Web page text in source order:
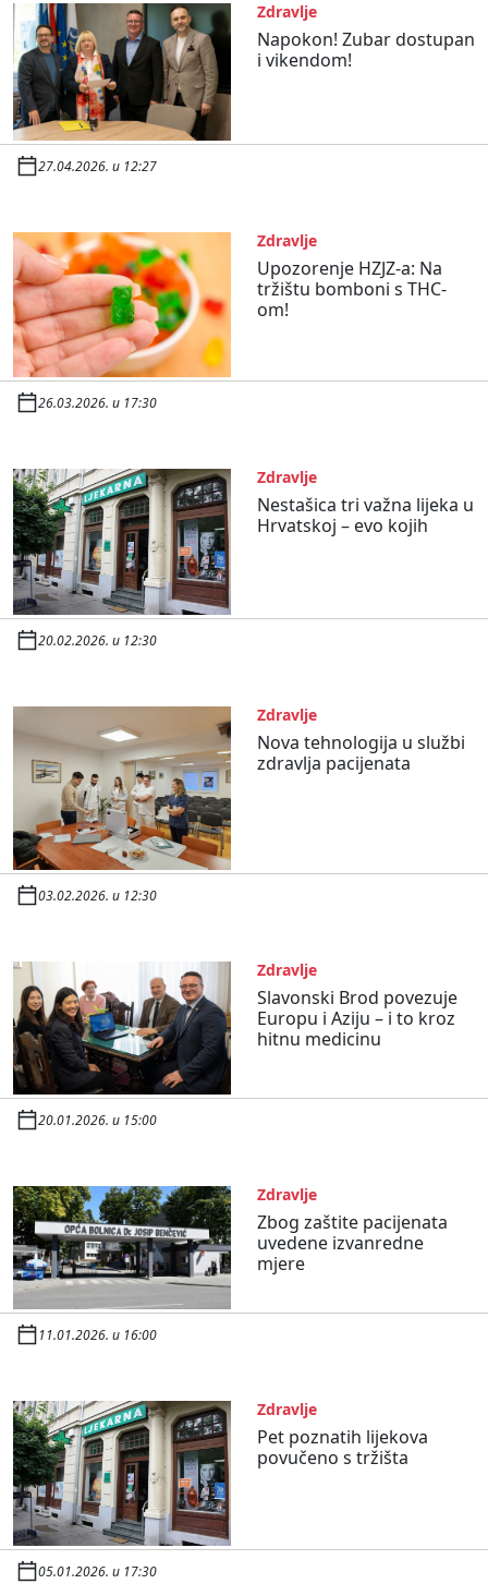
Zdravlje
Napokon! Zubar dostupan
i vikendom!
27.04.2026. u 12:27
Zdravlje
Upozorenje HZJZ-a: Na
tržištu bomboni s THC-
om!
26.03.2026. u 17:30
Zdravlje
Nestašica tri važna lijeka u
Hrvatskoj – evo kojih
20.02.2026. u 12:30
Zdravlje
Nova tehnologija u službi
zdravlja pacijenata
03.02.2026. u 12:30
Zdravlje
Slavonski Brod povezuje
Europu i Aziju – i to kroz
hitnu medicinu
20.01.2026. u 15:00
Zdravlje
Zbog zaštite pacijenata
uvedene izvanredne
mjere
11.01.2026. u 16:00
Zdravlje
Pet poznatih lijekova
povučeno s tržišta
05.01.2026. u 17:30